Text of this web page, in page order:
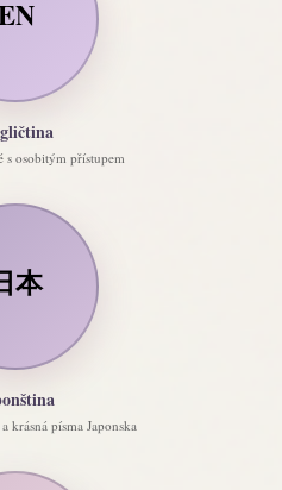
s osobitým přístupem
本
krásná písma Japonska